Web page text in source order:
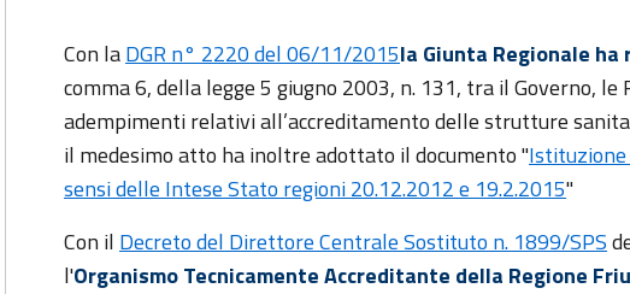
Con laDGR n° 2220 del 06/11/2015la Giunta Regionale
comma 6, della legge 5 giugno 2003, n. 131, tra il Governo,
adempimenti relativi all’accreditamento delle strutture
il medesimo atto ha inoltre adottato il documento "Istituzione
sensi delle Intese Stato regioni 20.12.2012 e 19.2.2015"
Con il Decreto del Direttore Centrale Sostituto n. 1899/SPS
l'Organismo Tecnicamente Accreditante della Regione